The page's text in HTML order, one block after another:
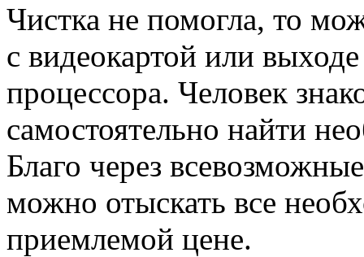
Чистка не помогла, то
с видеокартой или
процессора. Человек
самостоятельно найти
Благо через
можно отыскать все
приемлемой цене.